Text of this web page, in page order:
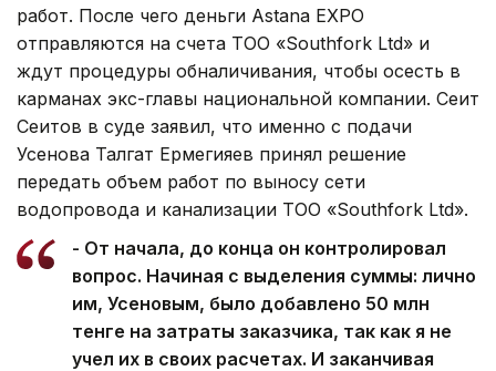
работ. После чего деньги Astana EXPO
отправляются на счета ТОО «Southfork Ltd» и
ждут процедуры обналичивания, чтобы осесть в
карманах экс-главы национальной компании. Сеит
Сеитов в суде заявил, что именно с подачи
Усенова Талгат Ермегияев принял решение
передать объем работ по выносу сети
водопровода и канализации ТОО «Southfork Ltd».
- От начала, до конца он контролировал
вопрос. Начиная с выделения суммы: лично
им, Усеновым, было добавлено 50 млн
тенге на затраты заказчика, так как я не
учел их в своих расчетах. И заканчивая